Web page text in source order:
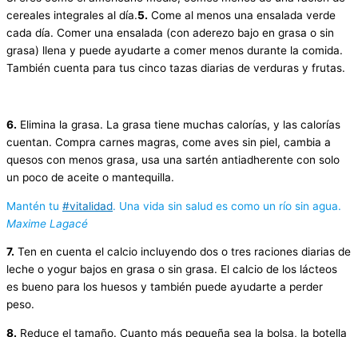
cereales integrales al día.5. Come al menos una ensalada verde
cada día. Comer una ensalada (con aderezo bajo en grasa o sin
grasa) llena y puede ayudarte a comer menos durante la comida.
También cuenta para tus cinco tazas diarias de verduras y frutas.
6. Elimina la grasa. La grasa tiene muchas calorías, y las calorías
cuentan. Compra carnes magras, come aves sin piel, cambia a
quesos con menos grasa, usa una sartén antiadherente con solo
un poco de aceite o mantequilla.
Mantén tu #vitalidad. Una vida sin salud es como un río sin agua.
Maxime Lagacé
7. Ten en cuenta el calcio incluyendo dos o tres raciones diarias de
leche o yogur bajos en grasa o sin grasa. El calcio de los lácteos
es bueno para los huesos y también puede ayudarte a perder
peso.
8. Reduce el tamaño. Cuanto más pequeña sea la bolsa, la botella